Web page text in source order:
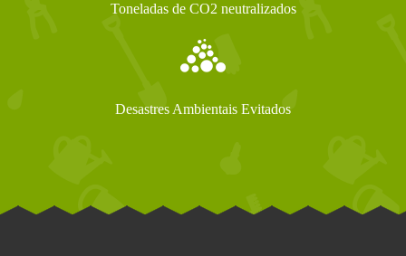
Toneladas de CO2 neutralizados
Desastres Ambientais Evitados